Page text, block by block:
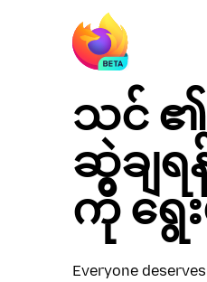
သင် ၏
ဆွဲချရ
ကို ရွေး
Everyone